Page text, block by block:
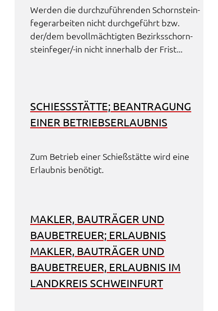
Werden die durch­zu­füh­ren­den Schorn­stein­
fe­ger­ar­bei­ten nicht durch­ge­führt bzw.
der/dem bevoll­mäch­tig­ten Bezirks­schorn­
stein­fe­ger/-in nicht inner­halb der Frist...
SCHIESS­STÄT­TE; BEAN­TRA­GUNG E
INER BETRIEBS­ER­LAUB­NIS
Zum Betrieb einer Schieß­stät­te wird eine
Erlaub­nis benö­tigt.
MAKLER, BAUTRÄ­GER UND
BAUBE­TREU­ER; ERLAUB­NIS
MAKLER, BAUTRÄ­GER UND
BAUBE­TREU­ER, ERLAUB­NIS IM
LAND­KREIS SCHWEIN­FURT